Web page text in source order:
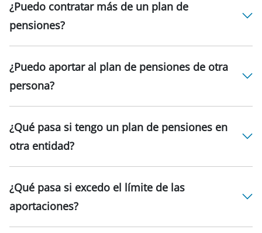
¿Puedo contratar más de un plan de
pensiones?
¿Puedo aportar al plan de pensiones de otra
persona?
¿Qué pasa si tengo un plan de pensiones en
otra entidad?
¿Qué pasa si excedo el límite de las
aportaciones?